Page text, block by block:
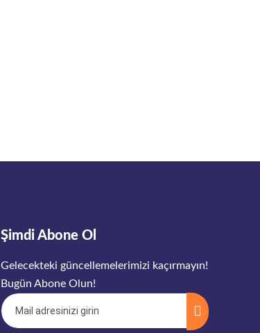
Şimdi Abone Ol
Gelecekteki güncellemelerimizi kaçırmayın!
Bugün Abone Olun!